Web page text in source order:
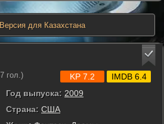
Версия для Казахстана
гол.)
Год выпуска: 2009
Страна: США
KP 7.2 IMDB 6.4